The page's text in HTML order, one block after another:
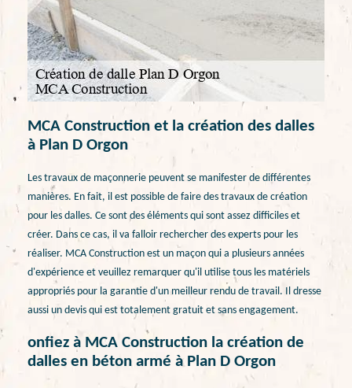
MCA Construction et la création des dalles
à Plan D Orgon
Les travaux de maçonnerie peuvent se manifester de différentes
manières. En fait, il est possible de faire des travaux de création
pour les dalles. Ce sont des éléments qui sont assez difficiles et
créer. Dans ce cas, il va falloir rechercher des experts pour les
réaliser. MCA Construction est un maçon qui a plusieurs années
d'expérience et veuillez remarquer qu'il utilise tous les matériels
appropriés pour la garantie d'un meilleur rendu de travail. Il dresse
aussi un devis qui est totalement gratuit et sans engagement.
onfiez à MCA Construction la création de
dalles en béton armé à Plan D Orgon